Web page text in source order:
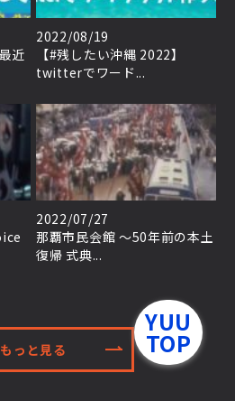
YUU
TOP
近
2022/08/19
【#残したい沖縄 2022】
twitterでワード...
2022/07/27
那覇市民会館 ～50年前の本土
復帰 式典...
もっと見る